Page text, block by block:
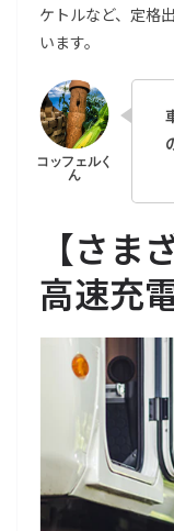
ケトルなど、定格
います。
【さま
高速充